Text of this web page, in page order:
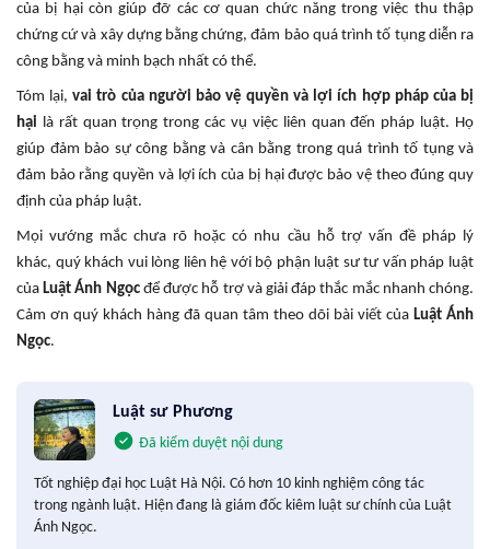
của bị hại còn giúp đỡ các cơ quan chức năng trong việc thu thập
chứng cứ và xây dựng bằng chứng, đảm bảo quá trình tố tụng diễn ra
công bằng và minh bạch nhất có thể.
Tóm lại,vai trò của người bảo vệ quyền và lợi ích hợp pháp của bị
hại là rất quan trọng trong các vụ việc liên quan đến pháp luật. Họ
giúp đảm bảo sự công bằng và cân bằng trong quá trình tố tụng và
đảm bảo rằng quyền và lợi ích của bị hại được bảo vệ theo đúng quy
định của pháp luật.
Mọi vướng mắc chưa rõ hoặc có nhu cầu hỗ trợ vấn đề pháp lý
khác, quý khách vui lòng liên hệ với bộ phận luật sư tư vấn pháp luật
củaLuật Ánh Ngọcđể được hỗ trợ và giải đáp thắc mắc nhanh chóng.
Cảm ơn quý khách hàng đã quan tâm theo dõi bài viết của Luật Ánh
Ngọc.
Luật sư Phương
Đã kiểm duyệt nội dung
Tốt nghiệp đại học Luật Hà Nội. Có hơn 10 kinh nghiệm công tác
trong ngành luật. Hiện đang là giám đốc kiêm luật sư chính của Luật
Ánh Ngọc.